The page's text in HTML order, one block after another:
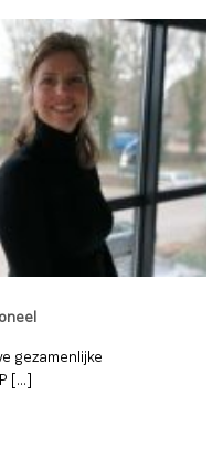
gezamenlijke
[...]